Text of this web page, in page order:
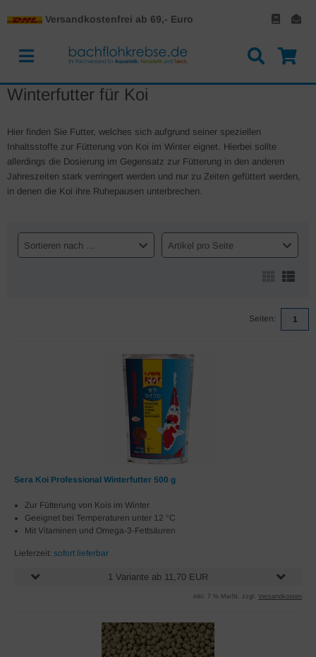
Versandkostenfrei ab 69,- Euro
Winterfutter für Koi
Hier finden Sie Futter, welches sich aufgrund seiner speziellen
Inhaltsstoffe zur Fütterung von Koi im Winter eignet. Hierbei sollte
allerdings die Dosierung im Gegensatz zur Fütterung in den anderen
Jahreszeiten stark verringert werden und nur zu Zeiten gefüttert werden,
in denen die Koi ihre Ruhepausen unterbrechen.
Sortieren nach ... Artikel pro Seite
Seiten: 1
Sera Koi Professional Winterfutter 500 g
Zur Fütterung von Kois im Winter
Geeignet bei Temperaturen unter 12 °C
Mit Vitaminen und Omega-3-Fettsäuren
Lieferzeit: sofort lieferbar
1 Variante ab 11,70 EUR
inkl. 7 % MwSt. zzgl. Versandkosten